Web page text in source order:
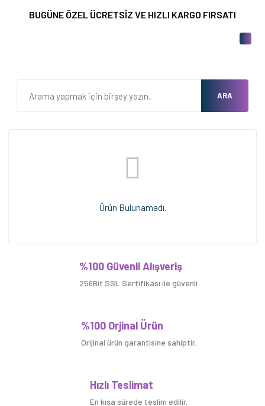
BUGÜNE ÖZEL ÜCRETSİZ VE HIZLI KARGO FIRSATI
ARA
Ürün Bulunamadı.
%100 Güvenli Alışveriş
256Bit SSL Sertifikası ile güvenli
%100 Orjinal Ürün
Orijinal ürün garantisine sahiptir.
Hızlı Teslimat
En kısa sürede teslim edilir.